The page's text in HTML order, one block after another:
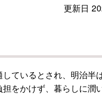
更新日
）
ているとされ、明治半
をかけず、暮らしに潤